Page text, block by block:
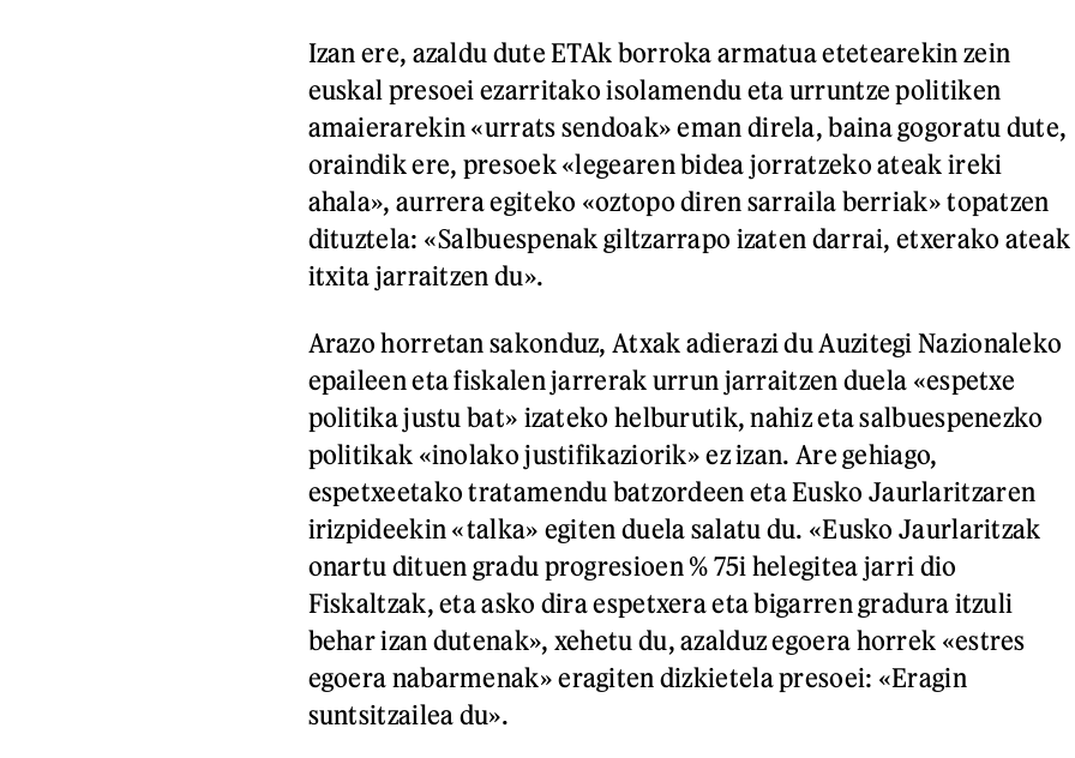
Izan ere, azaldu dute ETAk borroka armatua etetearekin zein
euskal presoei ezarritako isolamendu eta urruntze politiken
amaierarekin «urrats sendoak» eman direla, baina gogoratu dute,
oraindik ere, presoek «legearen bidea jorratzeko ateak ireki
ahala», aurrera egiteko «oztopo diren sarraila berriak» topatzen
dituztela: «Salbuespenak giltzarrapo izaten darrai, etxerako ateak
itxita jarraitzen du».
Arazo horretan sakonduz, Atxak adierazi du Auzitegi Nazionaleko
epaileen eta fiskalen jarrerak urrun jarraitzen duela «espetxe
politika justu bat» izateko helburutik, nahiz eta salbuespenezko
politikak «inolako justifikaziorik» ez izan. Are gehiago,
espetxeetako tratamendu batzordeen eta Eusko Jaurlaritzaren
irizpideekin «talka» egiten duela salatu du. «Eusko Jaurlaritzak
onartu dituen gradu progresioen % 75i helegitea jarri dio
Fiskaltzak, eta asko dira espetxera eta bigarren gradura itzuli
behar izan dutenak», xehetu du, azalduz egoera horrek «estres
egoera nabarmenak» eragiten dizkietela presoei: «Eragin
suntsitzailea du».